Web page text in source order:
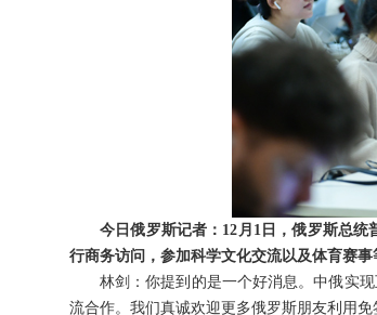
今日俄罗斯记者： 12 月 1日，俄罗斯总统
行商务访问，参加科学文化交流以及体育赛
林剑：你提到的是一个好消息。中俄实
流合作。我们真诚欢迎更多俄罗斯朋友利用